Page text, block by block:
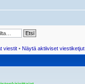
viestit • Näytä aktiiviset viestiketjut